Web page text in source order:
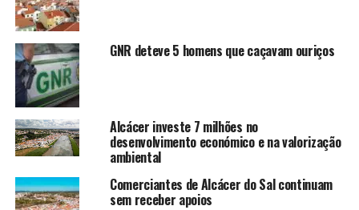
GNR deteve 5 homens que caçavam ouriços
Alcácer investe 7 milhões no
desenvolvimento económico e na valorização
ambiental
Comerciantes de Alcácer do Sal continuam
sem receber apoios